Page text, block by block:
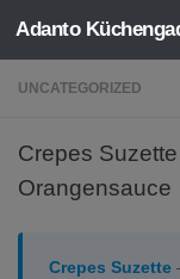
Zum Inhalt
Adanto
UNCATEGORIZED
Crepes
Orangensauce
Crepes Suzette